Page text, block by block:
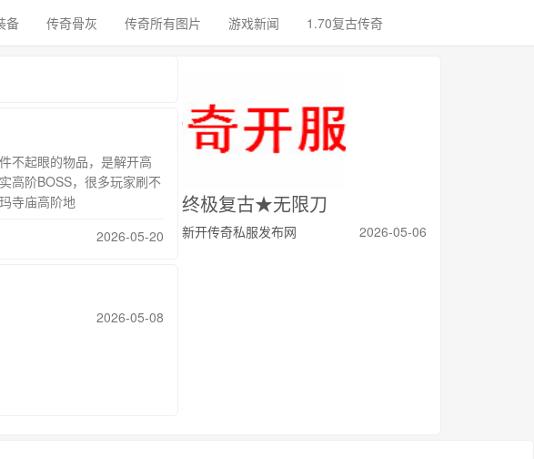
备 传奇骨灰 传奇所有图片 游戏新闻 1.70复古传奇
不起眼的物品，是解开高
高阶BOSS，很多玩家刷不
寺庙高阶地
2026-05-20
2026-05-08
终极复古★无限刀
新开传奇私服发布网 2026-05-06